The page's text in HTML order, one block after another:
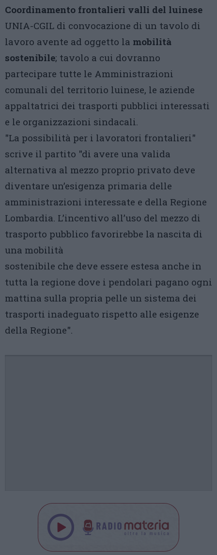
Coordinamento frontalieri valli del luinese
UNIA-CGIL di convocazione di un tavolo di
lavoro avente ad oggetto la mobilità
sostenibile; tavolo a cui dovranno
partecipare tutte le Amministrazioni
comunali del territorio luinese, le aziende
appaltatrici dei trasporti pubblici interessati
e le organizzazioni sindacali.
"La possibilità per i lavoratori frontalieri"
scrive il partito "di avere una valida
alternativa al mezzo proprio privato deve
diventare un’esigenza primaria delle
amministrazioni interessate e della Regione
Lombardia. L’incentivo all’uso del mezzo di
trasporto pubblico favorirebbe la nascita di
una mobilità
sostenibile che deve essere estesa anche in
tutta la regione dove i pendolari pagano ogni
mattina sulla propria pelle un sistema dei
trasporti inadeguato rispetto alle esigenze
della Regione".